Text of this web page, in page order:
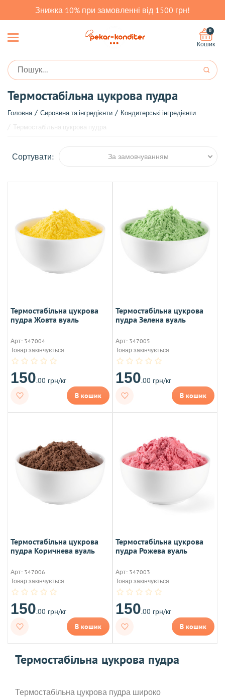
Знижка 10% при замовленні від 1500 грн!
0
Кошик
Термостабільна цукрова пудра
Головна Сировина та інгредієнти
Кондитерські інгредієнти
Сортувати: За замовчуванням
Термостабільна цукрова
пудра Жовта вуаль
Арт: 347004
Товар закінчується
150.00 грн/кг
В кошик
Термостабільна цукрова
пудра Зелена вуаль
Арт: 347005
Товар закінчується
150.00 грн/кг
В кошик
Термостабільна цукрова
пудра Коричнева вуаль
Арт: 347006
Товар закінчується
150.00 грн/кг
В кошик
Термостабільна цукрова
пудра Рожева вуаль
Арт: 347003
Товар закінчується
150.00 грн/кг
В кошик
Термостабільна цукрова пудра
Термостабільна цукрова пудра широко